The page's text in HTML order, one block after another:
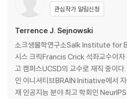
7장 알고리즘의 시대
8장 헬로, 미스터 칩스
9장 내부 정보
10장 인식
11장 자연은 인간보다 영리하다
12장 심층 지능
· 연대표
관심작가 알림신청
Terrence J. Sejnowski
소크생물학연구소Salk Institute for
시스 크릭Francis Crick 석좌교수이자
고 캠퍼스UCSD의 교수로 재직 중이다
인 이니셔티브BRAIN Initiative에서
재 인공지능 분야 최고 학회인